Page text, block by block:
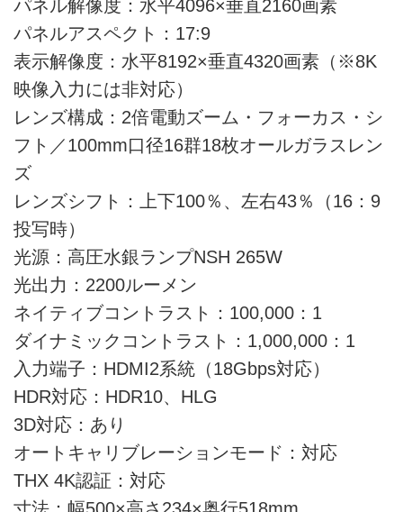
パネル解像度：水平4096×垂直2160画素
パネルアスペクト：17:9
表示解像度：水平8192×垂直4320画素（※8K
映像入力には非対応）
レンズ構成：2倍電動ズーム・フォーカス・シ
フト／100mm口径16群18枚オールガラスレン
ズ
レンズシフト：上下100％、左右43％（16：9
投写時）
光源：高圧水銀ランプNSH 265W
光出力：2200ルーメン
ネイティブコントラスト：100,000：1
ダイナミックコントラスト：1,000,000：1
入力端子：HDMI2系統（18Gbps対応）
HDR対応：HDR10、HLG
3D対応：あり
オートキャリブレーションモード：対応
THX 4K認証：対応